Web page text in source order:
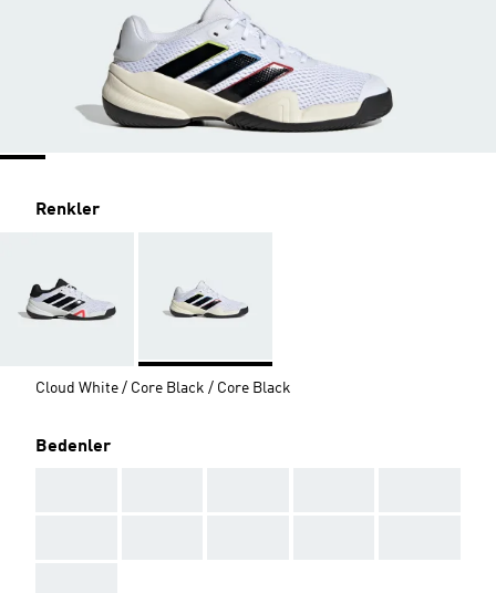
Renkler
Cloud White / Core Black / Core Black
Bedenler